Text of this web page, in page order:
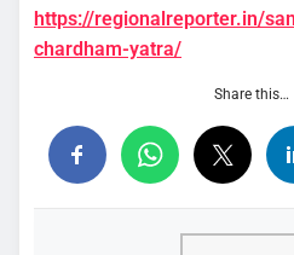
https://regionalreporter.in/
chardham-yatra/
Share this…